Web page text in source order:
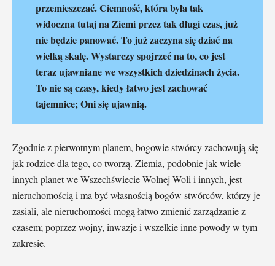
przemieszczać. Ciemność, która była tak
widoczna tutaj na Ziemi przez tak długi czas, już
nie będzie panować. To już zaczyna się dziać na
wielką skalę. Wystarczy spojrzeć na to, co jest
teraz ujawniane we wszystkich dziedzinach życia.
To nie są czasy, kiedy łatwo jest zachować
tajemnice; Oni się ujawnią.
Zgodnie z pierwotnym planem, bogowie stwórcy zachowują się
jak rodzice dla tego, co tworzą. Ziemia, podobnie jak wiele
innych planet we Wszechświecie Wolnej Woli i innych, jest
nieruchomością i ma być własnością bogów stwórców, którzy je
zasiali, ale nieruchomości mogą łatwo zmienić zarządzanie z
czasem; poprzez wojny, inwazje i wszelkie inne powody w tym
zakresie.